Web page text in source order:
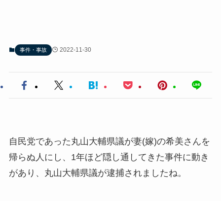
事件・事故 2022-11-30
自民党であった丸山大輔県議が妻(嫁)の希美さんを
帰らぬ人にし、1年ほど隠し通してきた事件に動き
があり、丸山大輔県議が逮捕されましたね。